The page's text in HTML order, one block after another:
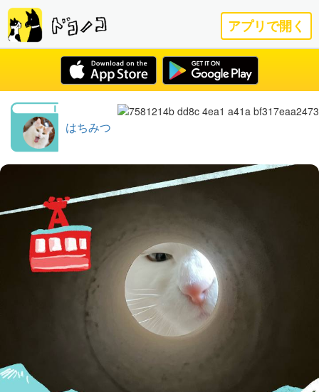
アプリで開く
はちみつ